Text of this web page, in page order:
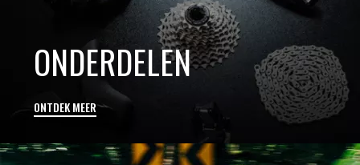
ONTDEK MEER
ONDERDELEN